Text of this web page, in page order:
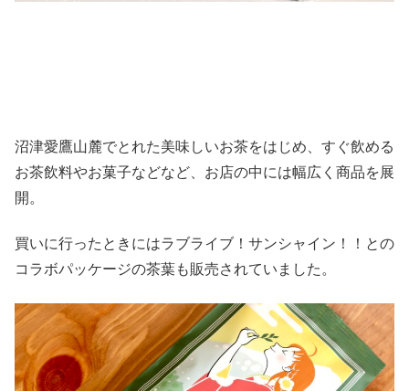
沼津愛鷹山麓でとれた美味しいお茶をはじめ、すぐ飲める
お茶飲料やお菓子などなど、お店の中には幅広く商品を展
開。
買いに行ったときにはラブライブ！サンシャイン！！との
コラボパッケージの茶葉も販売されていました。